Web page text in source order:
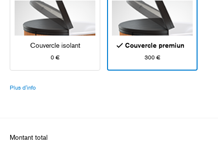
Couvercle isolant
0 €
Couvercle premium
300 €
Plus d'info
Montant total